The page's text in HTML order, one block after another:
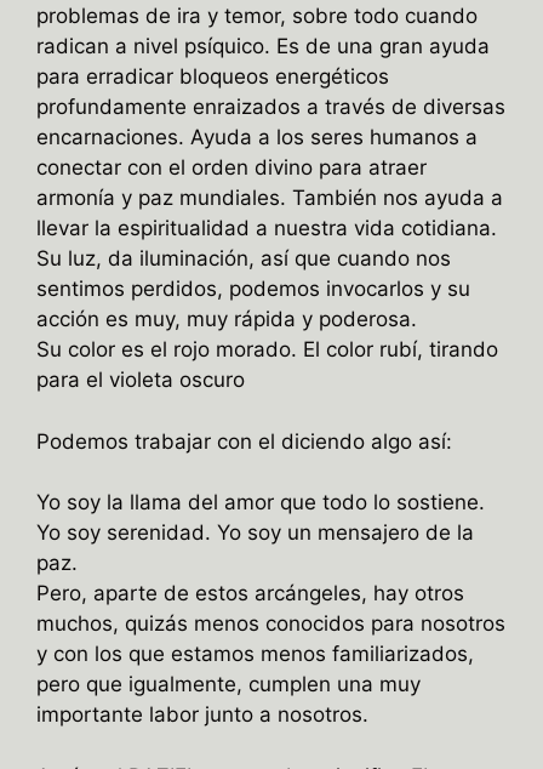
problemas de ira y temor, sobre todo cuando
radican a nivel psíquico. Es de una gran ayuda
para erradicar bloqueos energéticos
profundamente enraizados a través de diversas
encarnaciones. Ayuda a los seres humanos a
conectar con el orden divino para atraer
armonía y paz mundiales. También nos ayuda a
llevar la espiritualidad a nuestra vida cotidiana.
Su luz, da iluminación, así que cuando nos
sentimos perdidos, podemos invocarlos y su
acción es muy, muy rápida y poderosa.
Su color es el rojo morado. El color rubí, tirando
para el violeta oscuro
Podemos trabajar con el diciendo algo así:
Yo soy la llama del amor que todo lo sostiene.
Yo soy serenidad. Yo soy un mensajero de la
paz.
Pero, aparte de estos arcángeles, hay otros
muchos, quizás menos conocidos para nosotros
y con los que estamos menos familiarizados,
pero que igualmente, cumplen una muy
importante labor junto a nosotros.